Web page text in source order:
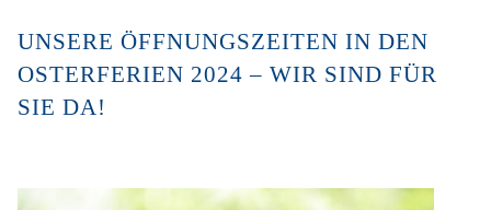
UNSERE ÖFFNUNGSZEITEN IN DEN
OSTERFERIEN 2024 – WIR SIND FÜR
SIE DA!